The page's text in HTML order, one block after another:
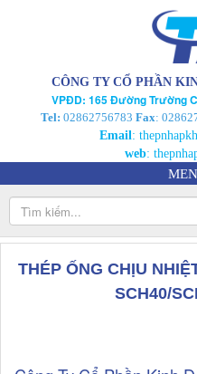
CÔNG TY CỔ PHẦN
VPĐD: 165 Đường Trường
Tel: 02862756783 Fax:
Email:
web:
THÉP ỐNG CHỊU
SCH40/